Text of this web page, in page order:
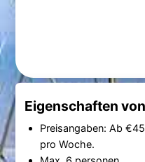
Eigenschaften
Preisangaben: Ab
pro Woche.